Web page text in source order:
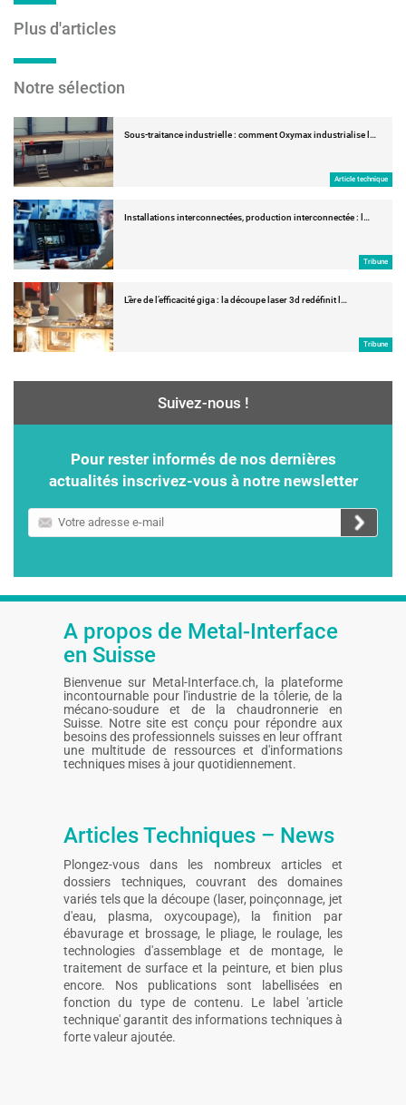
Plus d'articles
Notre sélection
Sous-traitance industrielle : comment Oxymax industrialise l…
Article technique
Installations interconnectées, production interconnectée : l…
Tribune
L’ère de l’efficacité giga : la découpe laser 3d redéfinit l…
Tribune
Suivez-nous !
Pour rester informés de nos dernières
actualités inscrivez-vous à notre newsletter
Votre
adresse
A propos de Metal-Interface
en Suisse
Bienvenue sur Metal-Interface.ch, la plateforme
incontournable pour l'industrie de la tôlerie, de la
mécano-soudure et de la chaudronnerie en
Suisse. Notre site est conçu pour répondre aux
besoins des professionnels suisses en leur offrant
une multitude de ressources et d'informations
techniques mises à jour quotidiennement.
Articles Techniques – News
Plongez-vous dans les nombreux articles et
dossiers techniques, couvrant des domaines
variés tels que la découpe (laser, poinçonnage, jet
d'eau, plasma, oxycoupage), la finition par
ébavurage et brossage, le pliage, le roulage, les
technologies d'assemblage et de montage, le
traitement de surface et la peinture, et bien plus
encore. Nos publications sont labellisées en
fonction du type de contenu. Le label 'article
technique' garantit des informations techniques à
forte valeur ajoutée.